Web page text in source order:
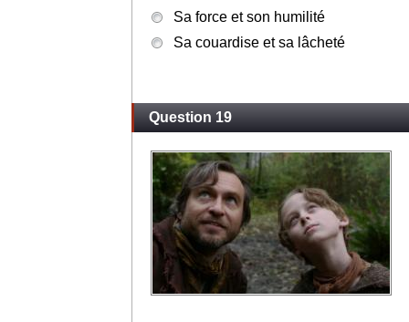
Sa force et son humilité
Sa couardise et sa lâcheté
Question 19